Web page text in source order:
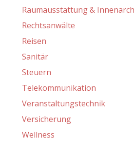
Raumausstattung &
Rechtsanwälte
Reisen
Sanitär
Steuern
Telekommunikation
Veranstaltungstechnik
Versicherung
Wellness